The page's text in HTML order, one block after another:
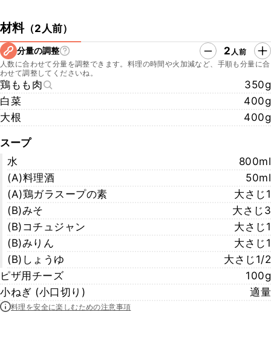
材料（2人前）
分量の調整 2 人前
人数に合わせて分量を調整できます。料理の時間や火加減など、手順も分量に合
わせて調整してくださいね。
鶏もも肉
350g
白菜
400g
大根
400g
スープ
水
800ml
(A)料理酒
50ml
(A)鶏ガラスープの素
大さじ1
(B)みそ
大さじ3
(B)コチュジャン
大さじ1
(B)みりん
大さじ1
(B)しょうゆ
大さじ1/2
ピザ用チーズ
100g
小ねぎ (小口切り)
適量
料理を安全に楽しむための注意事項